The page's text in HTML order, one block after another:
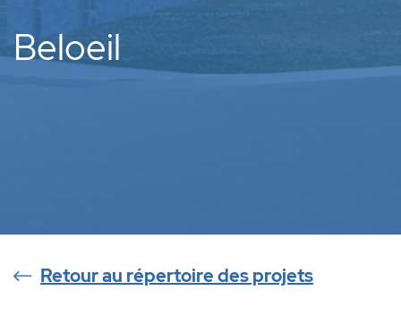
Beloeil
Retour au répertoire des projets